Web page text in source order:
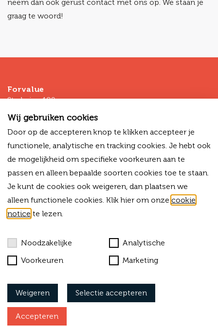
neem dan ook gerust contact met ons op. We staan je
graag te woord!
Forvalue
Stadsring 109
T
+31 (0)33 - 80 03 225
E
info@forvalue.nl
NL06RABO0325754756
KVK
BTW-ID NL869303703B01
Bekijk onze algemene voorwaarden
Privacy
Vacatures
Wij gebruiken cookies
Door op de accepteren knop te klikken accepteer je
functionele, analytische en tracking cookies. Je hebt ook
de mogelijkheid om specifieke voorkeuren aan te
passen en alleen bepaalde soorten cookies toe te staan.
Je kunt de cookies ook weigeren, dan plaatsen we
alleen functionele cookies. Klik hier om onze cookie
notice te lezen.
Noodzakelijke
Analytische
Voorkeuren
Marketing
Weigeren Selectie accepteren
Accepteren